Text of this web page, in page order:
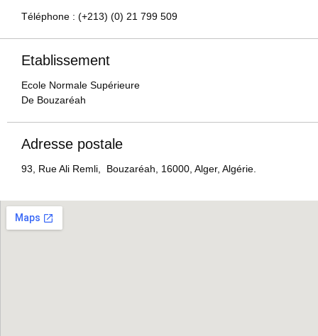
Téléphone : (+213) (0) 21 799 509
Etablissement
Ecole Normale Supérieure
De Bouzaréah
Adresse postale
93, Rue Ali Remli, Bouzaréah, 16000, Alger, Algérie.